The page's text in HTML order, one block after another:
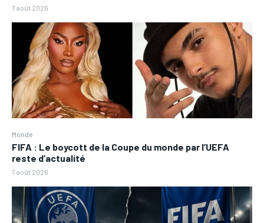
7 août 2026
Monde
FIFA : Le boycott de la Coupe du monde par l’UEFA
reste d’actualité
7 août 2026